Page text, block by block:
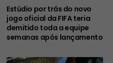
Estúdio por trás do novo
jogo oficial da FIFA teria
demitido toda a equipe
semanas após lançamento